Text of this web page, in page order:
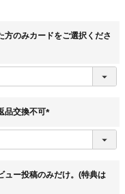
方のみカードをご選択くださ
品交換不可
須
ュー投稿のみだけ。(特典は